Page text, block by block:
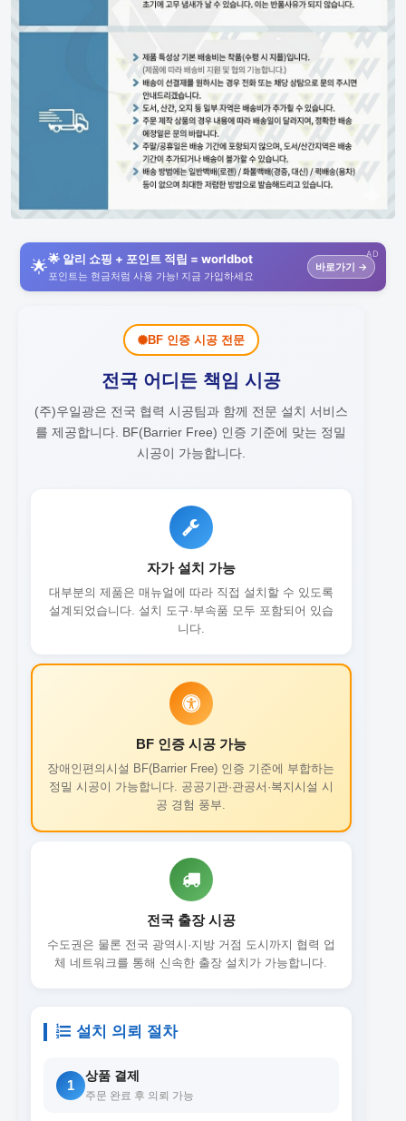
AD
🌟🌟 알리 쇼핑 + 포인트 적립 = worldbot
포인트는 현금처럼 사용 가능! 지금 가입하세요
바로가기 →
BF 인증 시공 전문
전국 어디든 책임 시공
(주)우일광은 전국 협력 시공팀과 함께 전문 설치 서비스
를 제공합니다. BF(Barrier Free) 인증 기준에 맞는 정밀
시공이 가능합니다.
자가 설치 가능
대부분의 제품은 매뉴얼에 따라 직접 설치할 수 있도록
설계되었습니다. 설치 도구·부속품 모두 포함되어 있습
니다.
BF 인증 시공 가능
장애인편의시설 BF(Barrier Free) 인증 기준에 부합하는
정밀 시공이 가능합니다. 공공기관·관공서·복지시설 시
공 경험 풍부.
전국 출장 시공
수도권은 물론 전국 광역시·지방 거점 도시까지 협력 업
체 네트워크를 통해 신속한 출장 설치가 가능합니다.
설치 의뢰 절차
1
상품 결제
주문 완료 후 의뢰 가능